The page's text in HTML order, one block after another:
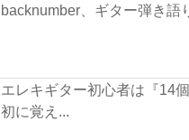
backnumber、ギター弾き語
エレキギター初心者は『14
初に覚え...